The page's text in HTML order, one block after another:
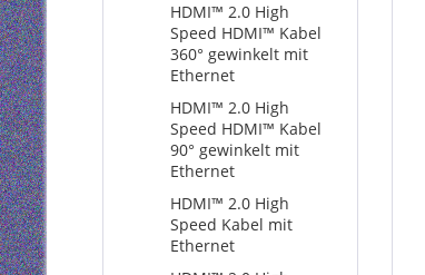
HDMI™ 2.0 High
Speed HDMI™ Kabel
360° gewinkelt mit
Ethernet
HDMI™ 2.0 High
Speed HDMI™ Kabel
90° gewinkelt mit
Ethernet
HDMI™ 2.0 High
Speed Kabel mit
Ethernet